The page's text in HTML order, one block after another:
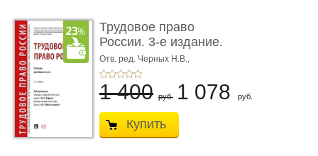
Трудовое право
России. 3-е издание.
Учебник для ...
Отв. ред. Черных Н.В.,
Шестерякова И.В.
1 400 руб. 1 078 руб.
Купить